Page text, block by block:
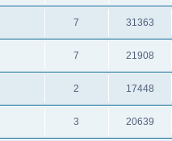
7 31363
7 21908
2 17448
3 20639